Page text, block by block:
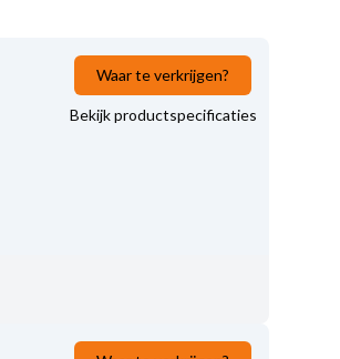
Waar te verkrijgen?
Bekijk productspecificaties